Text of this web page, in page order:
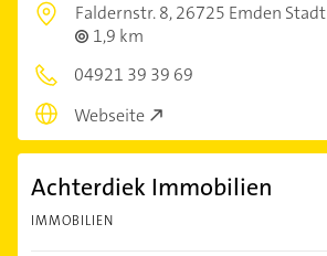
Faldernstr. 8,26725 Emden Stadt
1,9 km
04921 39 39 69
Webseite
Achterdiek Immobilien
IMMOBILIEN